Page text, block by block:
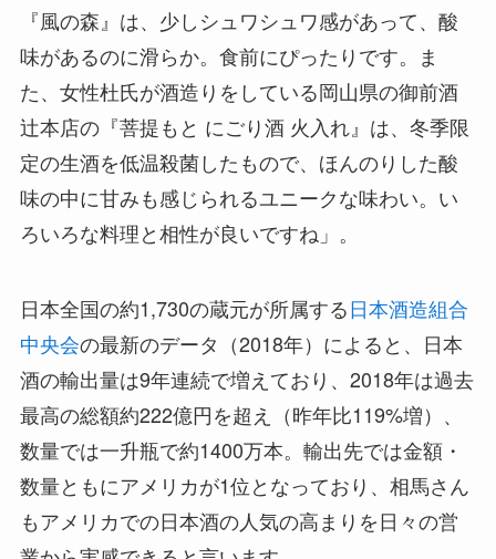
『風の森』は、少しシュワシュワ感があって、酸
味があるのに滑らか。食前にぴったりです。ま
た、女性杜氏が酒造りをしている岡山県の御前酒
辻本店の『菩提もと にごり酒 火入れ』は、冬季限
定の生酒を低温殺菌したもので、ほんのりした酸
味の中に甘みも感じられるユニークな味わい。い
ろいろな料理と相性が良いですね」。
日本全国の約1,730の蔵元が所属する日本酒造組合
中央会の最新のデータ（2018年）によると、日本
酒の輸出量は9年連続で増えており、2018年は過去
最高の総額約222億円を超え（昨年比119%増）、
数量では一升瓶で約1400万本。輸出先では金額・
数量ともにアメリカが1位となっており、相馬さん
もアメリカでの日本酒の人気の高まりを日々の営